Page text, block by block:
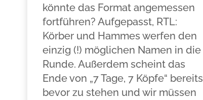
könnte das Format angemessen
fortführen? Aufgepasst, RTL:
Körber und Hammes werfen den
einzig (!) möglichen Namen in die
Runde. Außerdem scheint das
Ende von „7 Tage, 7 Köpfe“ bereits
bevor zu stehen und wir müssen